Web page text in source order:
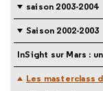
saison 2003-2004
Saison 2002-2003
InSight sur Mars :
Les masterclass